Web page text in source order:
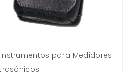
Instrumentos para Medidores